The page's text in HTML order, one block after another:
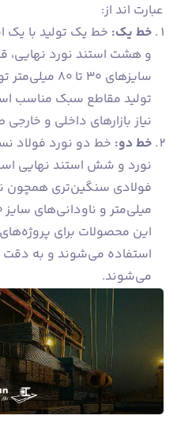
عبارت اند از:
خط یک: خط یک تولید با یک
و هشت استند نورد نهایی،
سایزهای ۳۰
تولید مقاطع سبک مناسب
نیاز بازارهای داخلی و
خط دو: خط دو نورد فولاد
نورد و شش استند نهایی
این محصولات برای
استفاده می‌شوند و به دقت
می‌شوند.